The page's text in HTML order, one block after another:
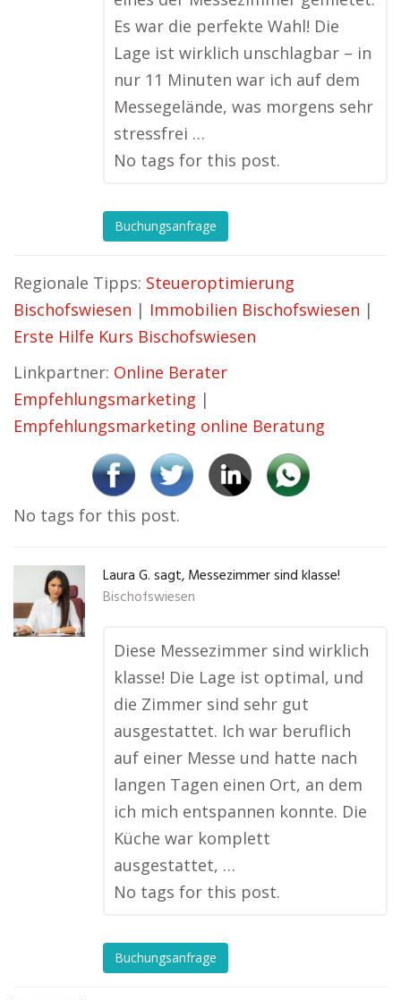
Es war die perfekte Wahl! Die
Lage ist wirklich unschlagbar – in
nur 11 Minuten war ich auf dem
Messegelände, was morgens sehr
stressfrei …
No tags for this post.
Buchungsanfrage
Regionale Tipps: Steueroptimierung
Bischofswiesen | Immobilien Bischofswiesen |
Erste Hilfe Kurs Bischofswiesen
Linkpartner: Online Berater
Empfehlungsmarketing |
Empfehlungsmarketing online Beratung
No tags for this post.
Laura G. sagt, Messezimmer sind klasse!
Bischofswiesen
Diese Messezimmer sind wirklich
klasse! Die Lage ist optimal, und
die Zimmer sind sehr gut
ausgestattet. Ich war beruflich
auf einer Messe und hatte nach
langen Tagen einen Ort, an dem
ich mich entspannen konnte. Die
Küche war komplett
ausgestattet, …
No tags for this post.
Buchungsanfrage